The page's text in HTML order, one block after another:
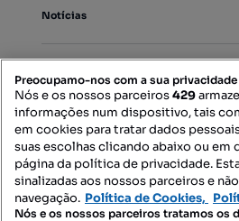
Notícias
Mapa do Site
Contacte-nos
Preocupamo-nos com a sua privacidade
Nós e os nossos parceiros429
informações num dispositivo, tais
em cookies para tratar dados
suas escolhas clicando abaixo ou em
página da política de privacidade.
sinalizadas aos nossos parceiros e
navegação. Política de Cookies,
Nós e os nossos parceiros tratamos os